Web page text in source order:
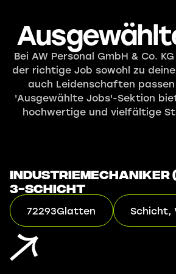
Bei AW Personal GmbH & Co.
der richtige Job sowohl zu
auch Leidenschaften passen
'Ausgewählte Jobs'-Sektion
hochwertige und vielfältige
Industriemechaniker
3-Schicht
72293Glatten Schicht,